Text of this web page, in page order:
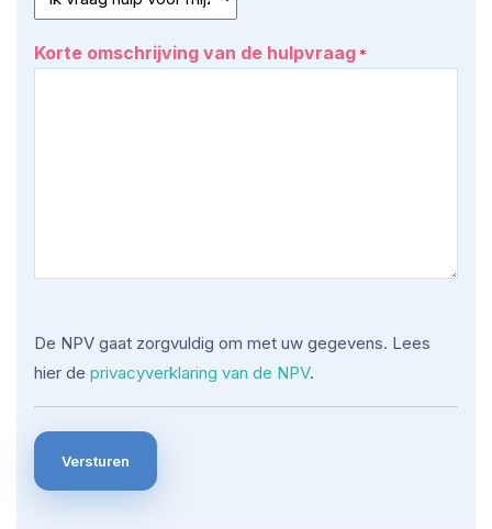
Korte omschrijving van de hulpvraag *
De NPV gaat zorgvuldig om met uw gegevens. Lees
hier de privacyverklaring van de NPV.